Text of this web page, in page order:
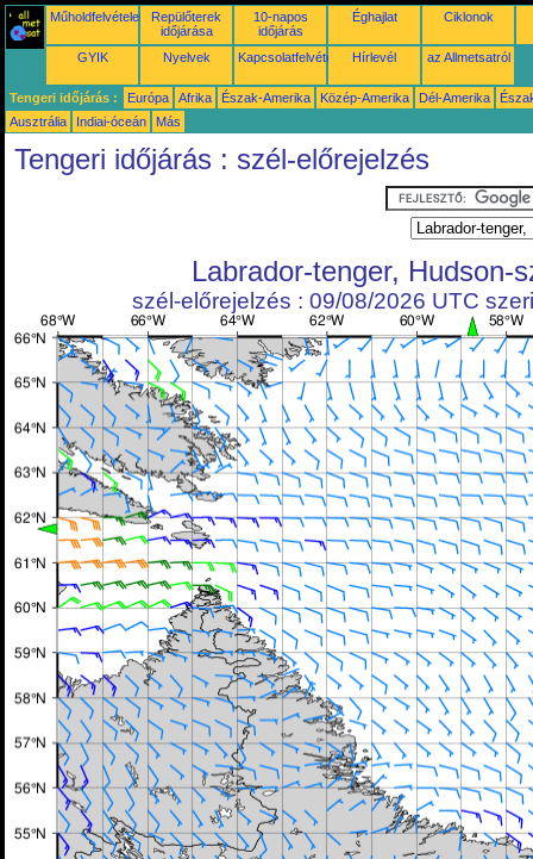
Műholdfelvételek
Repülőterek
időjárása
10-napos
időjárás
Éghajlat Ciklonok
GYIK Nyelvek Kapcsolatfelvétel Hírlevél az Allmetsatról
Tengeri időjárás : Európa Afrika Észak-Amerika Közép-Amerika Dél-Amerika
Ausztrália
Indiai-óceán Más
Tengeri időjárás : szél-előrejelzés
Labrador-tenger, Hudson-
szél-előrejelzés : 09/08/2026 UTC